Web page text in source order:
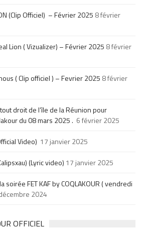
(Clip Officiel) – Février 2025 8 février
Lion ( Vizualizer) – Février 2025 8 février
( Clip officiel ) – Fevrier 2025 8 février
droit de l’île de la Réunion pour
du 08 mars 2025 . 6 février 2025
Video) 17 janvier 2025
(Lyric video) 17 janvier 2025
FET KAF by COQLAKOUR ( vendredi
2024
OFFICIEL